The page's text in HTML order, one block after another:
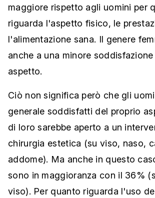
maggiore rispetto agli uomini per
riguarda l'aspetto fisico, le
l'alimentazione sana. Il genere
anche a una minore
aspetto.
Ciò non significa però che gli
generale soddisfatti del proprio
di loro sarebbe aperto a un
chirurgia estetica (su viso, naso,
addome). Ma anche in questo
sono in maggioranza con il 36%
viso). Per quanto riguarda l'uso